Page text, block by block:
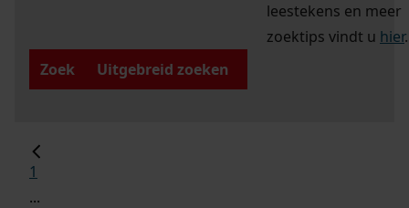
leestekens en meer
zoektips vindt u hier.
Zoek
Uitgebreid zoeken
1
...